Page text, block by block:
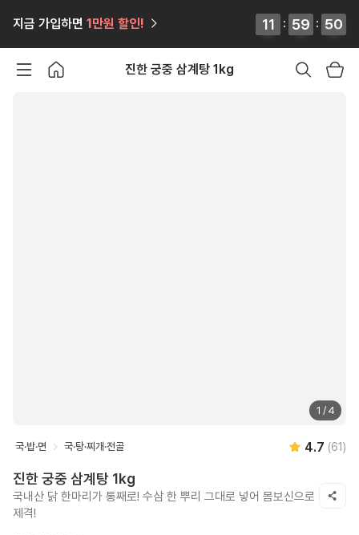
지금 가입하면 1만원 할인! 11
12
11
12 : 59
59
59
59 : 49
50
50
49
진한 궁중 삼계탕 1kg
1 / 4
국·밥·면 국·탕·찌개·전골 4.7 (61)
진한 궁중 삼계탕 1kg
국내산 닭 한마리가 통째로! 수삼 한 뿌리 그대로 넣어 몸보신으로
제격!